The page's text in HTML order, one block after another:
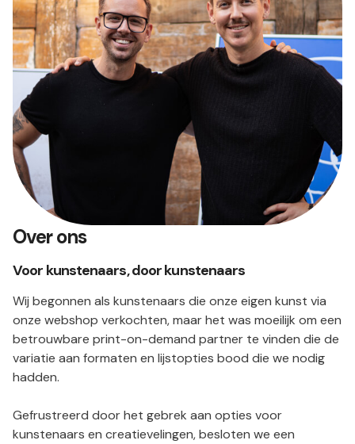
Over ons
Voor kunstenaars, door kunstenaars
Wij begonnen als kunstenaars die onze eigen kunst via
onze webshop verkochten, maar het was moeilijk om een
betrouwbare print-on-demand partner te vinden die de
variatie aan formaten en lijstopties bood die we nodig
hadden.
Gefrustreerd door het gebrek aan opties voor
kunstenaars en creatievelingen, besloten we een